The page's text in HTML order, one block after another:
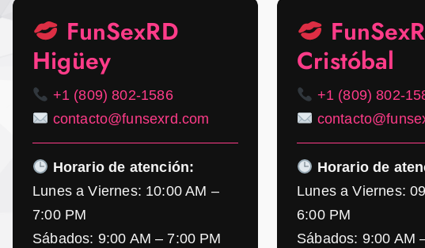
FunSexRD
Higüey
+1 (809) 802-1586
contacto@funsexrd.com
Horario de atención:
Lunes a Viernes: 10:00 AM –
7:00 PM
Sábados: 9:00 AM – 7:00 PM
Cristóbal
+1 (809) 802-
Horario de
Lunes a Viernes:
6:00 PM
Sábados: 9:00 AM